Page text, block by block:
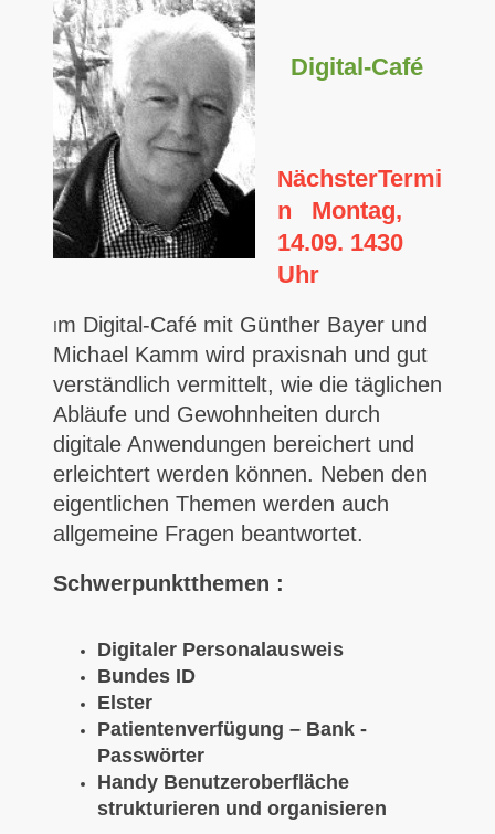
Digital-Café
NächsterTermi
n Montag,
14.09. 1430
Uhr
Im Digital-Café mit Günther Bayer und
Michael Kamm wird praxisnah und gut
verständlich vermittelt, wie die täglichen
Abläufe und Gewohnheiten durch
digitale Anwendungen bereichert und
erleichtert werden können. Neben den
eigentlichen Themen werden auch
allgemeine Fragen beantwortet.
Schwerpunktthemen :
Digitaler Personalausweis
Bundes ID
Elster
Patientenverfügung – Bank -
Passwörter
Handy Benutzeroberfläche
strukturieren und organisieren